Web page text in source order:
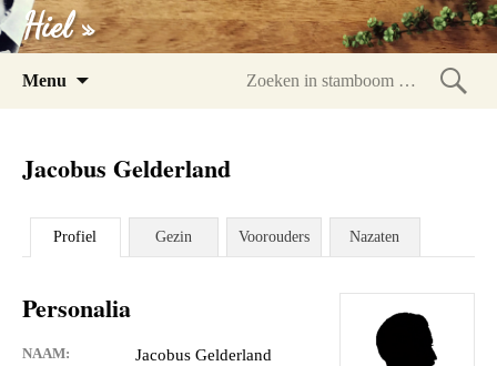
Hiel »
Menu
Jacobus Gelderland
Profiel Gezin Voorouders Nazaten
Personalia
NAAM: Jacobus Gelderland